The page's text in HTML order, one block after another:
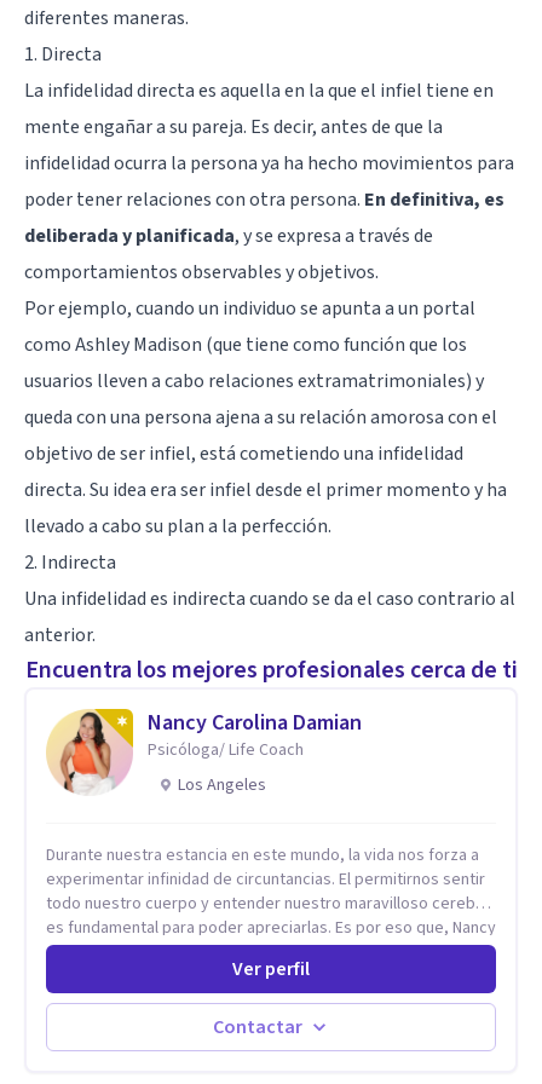
diferentes maneras.
1. Directa
La infidelidad directa es aquella en la que el infiel tiene en
mente engañar a su pareja. Es decir, antes de que la
infidelidad ocurra la persona ya ha hecho movimientos para
poder tener relaciones con otra persona. En definitiva, es
deliberada y planificada, y se expresa a través de
comportamientos observables y objetivos.
Por ejemplo, cuando un individuo se apunta a un portal
como Ashley Madison (que tiene como función que los
usuarios lleven a cabo relaciones extramatrimoniales) y
queda con una persona ajena a su relación amorosa con el
objetivo de ser infiel, está cometiendo una infidelidad
directa. Su idea era ser infiel desde el primer momento y ha
llevado a cabo su plan a la perfección.
2. Indirecta
Una infidelidad es indirecta cuando se da el caso contrario al
anterior.
Encuentra los mejores profesionales cerca de ti
Nancy Carolina Damian
Psicóloga/ Life Coach
Los Angeles
Durante nuestra estancia en este mundo, la vida nos forza a
experimentar infinidad de circuntancias. El permitirnos sentir
todo nuestro cuerpo y entender nuestro maravilloso cerebro,
es fundamental para poder apreciarlas. Es por eso que, Nancy
Damian esta dispuesta a brindarte una mano amiga atravez de
herramientas fundamentales para crecer y fortalecer tu
mente, alma y SER. El cómo percibimos y manejamos
nuestros diarios sucesos es el detonator que nos lleva al
resultado de efectos impactantes que se nos quedaran
Ver perfil
Contactar